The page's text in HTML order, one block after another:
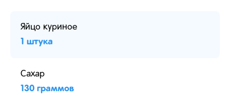
Яйцо куриное
1 штука
Сахар
130 граммов